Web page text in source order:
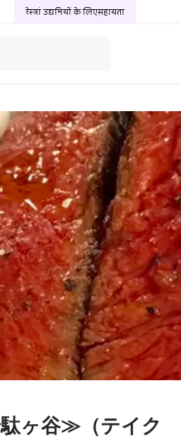
रेस्त्रां उद्यमियों के लिएसहायता
ヶ谷≫（テイク